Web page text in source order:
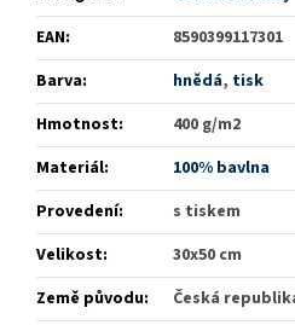
EAN:
8590399117301
Barva: hnědá, tisk
Hmotnost:
400 g/m2
Materiál:
100% bavlna
Provedení:
s tiskem
Velikost:
30x50 cm
Země původu: Česká